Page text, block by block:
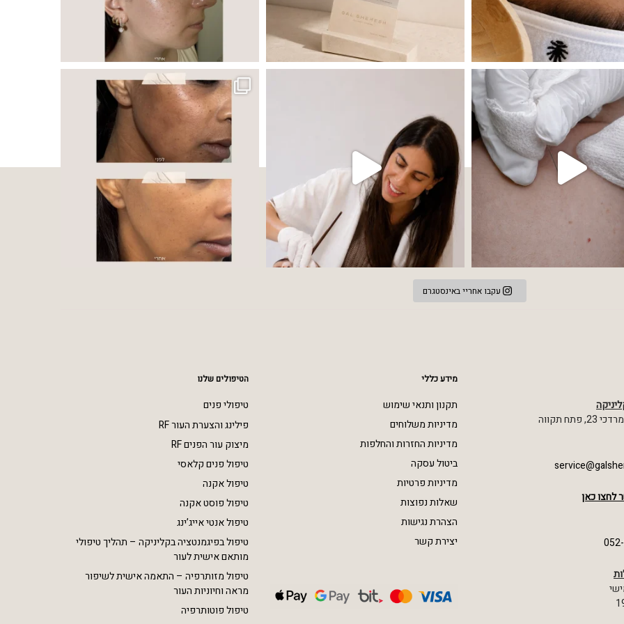
שהעור פשוט צריך לעצור רגע, לנשום ולהתאזן תהליך אחד שיכול לעשות הבדל גדול במראה ובאיכות העור
עקבו אחריי באינסטגרם
תקווה
לחצו כאן
מידע כללי
תקנון ותנאי שימוש
מדיניות משלוחים
מדיניות החזרות והחלפות
ביטול עסקה
מדיניות פרטיות
שאלות נפוצות
הצהרת נגישות
יצירת קשר
הטיפולים שלנו
טיפולי פנים
פילינג והצערת העור RF
מיצוק עור הפנים RF
טיפול פנים קלאסי
טיפול אקנה
טיפול פוסט אקנה
טיפול אנטי אייג’ינג
טיפול בפיגמנטציה בקליניקה – תהליך טיפולי
מותאם אישית לעור
טיפול מזותרפיה – התאמה אישית לשיפור
מראה וחיוניות העור
טיפול פוטותרפיה